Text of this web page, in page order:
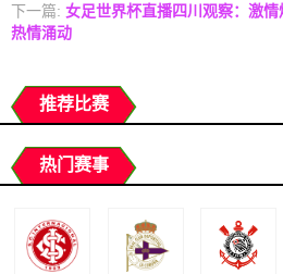
下一篇: 女足世界杯直播四川观察：激
热情涌动
推荐比赛
热门赛事